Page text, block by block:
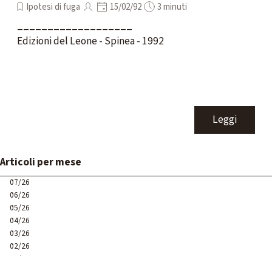
Ipotesi di fuga 15/02/92 3 minuti
___________________
Edizioni del Leone - Spinea - 1992
Leggi
Salta blocco Articoli per mese
Articoli per mese
07/26
06/26
05/26
04/26
03/26
02/26